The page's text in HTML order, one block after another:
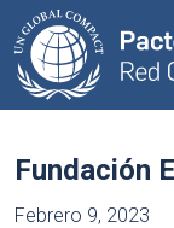
Fundación
Febrero 9, 2023